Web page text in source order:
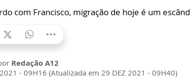
com Francisco, migração de hoje é um
Redação A12
- 09H16 (Atualizada em 29 DEZ 2021 - 09H40)